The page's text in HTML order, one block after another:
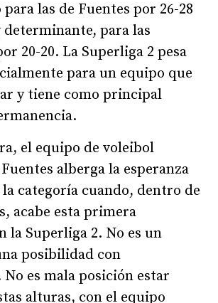
las de Fuentes por 26-28
para las
20-20. La Superliga 2 pesa
para un equipo que
y tiene como principal
el equipo de voleibol
alberga la esperanza
categoría cuando, dentro de
acabe esta primera
la Superliga 2. No es un
posibilidad con
es mala posición estar
alturas, con el equipo